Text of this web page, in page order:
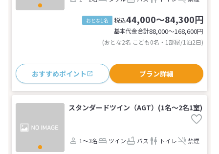
おとな1名 税込44,000～84,300円
基本代金合計88,000〜168,600円
(おとな2名 こども0名・1部屋/1泊2日)
おすすめポイント プラン詳細
スタンダードツイン（AGT）(1名～2名1室)
1～3名 ツイン バス トイレ 禁煙